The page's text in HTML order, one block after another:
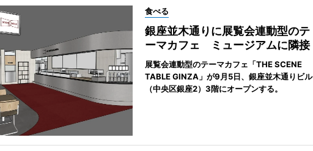
食べる
銀座並木通りに展覧会連動型のテ
ーマカフェ ミュージアムに隣接
展覧会連動型のテーマカフェ「THE SCENE
TABLE GINZA」が9月5日、銀座並木通りビル
（中央区銀座2）3階にオープンする。